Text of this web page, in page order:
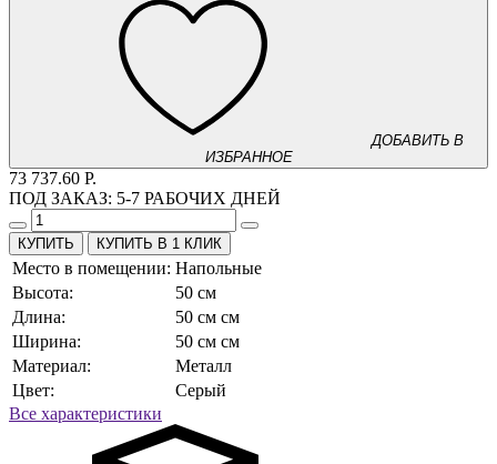
ДОБАВИТЬ В
ИЗБРАННОЕ
73 737.60 Р.
ПОД ЗАКАЗ: 5-7 РАБОЧИХ ДНЕЙ
КУПИТЬ В 1 КЛИК
Место в помещении: Напольные
Высота:
50 см
Длина:
50 см см
Ширина:
50 см см
Материал:
Металл
Цвет:
Серый
Все характеристики